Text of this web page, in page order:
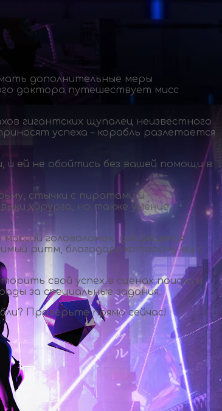
дополнительные меры
доктора путешествует мисс
гигантских щупалец неизвестного
успеха – корабль разлетается
и ей не обойтись без вашей помощи в
стычки с пиратами и
хирурга, но также умение
головоломок, для решения
ритм, благодаря которому вы с
свой успех в сценах поиска и
за специальные задания.
Проверьте прямо сейчас!